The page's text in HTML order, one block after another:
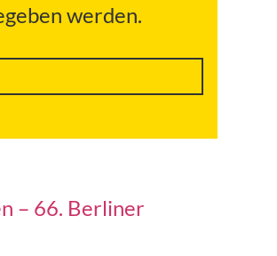
werden.
– 66. Berliner